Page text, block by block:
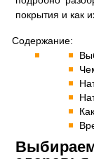
покрытия и как
Содержание: